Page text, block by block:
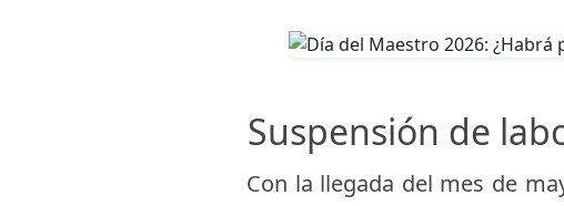
Suspensión de
Con la llegada del mes de